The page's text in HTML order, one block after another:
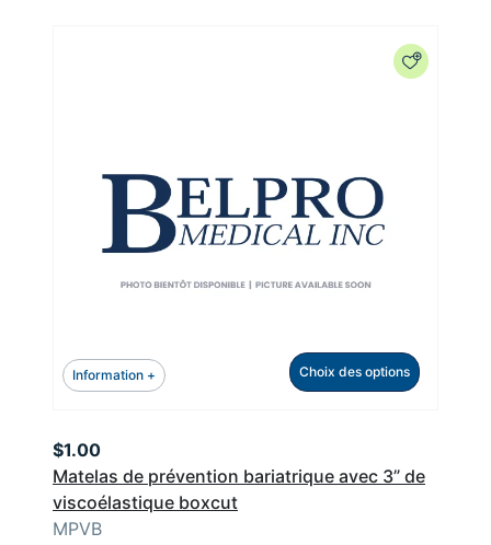
Information + Choix des options
Matelas de prévention bariatrique avec 3” de
viscoélastique boxcut
$1.00
MPVB